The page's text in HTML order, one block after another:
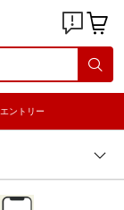
ントリー